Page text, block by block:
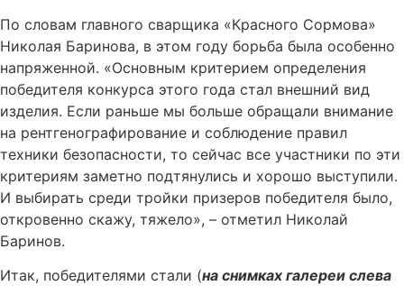
По словам главного сварщика «Красного Сормова»
Николая Баринова, в этом году борьба была особенно
напряженной. «Основным критерием определения
победителя конкурса этого года стал внешний вид
изделия. Если раньше мы больше обращали внимание
на рентгенографирование и соблюдение правил
техники безопасности, то сейчас все участники по эти
критериям заметно подтянулись и хорошо выступили.
И выбирать среди тройки призеров победителя было,
откровенно скажу, тяжело», – отметил Николай
Баринов.
Итак, победителями стали (на снимках галереи слева